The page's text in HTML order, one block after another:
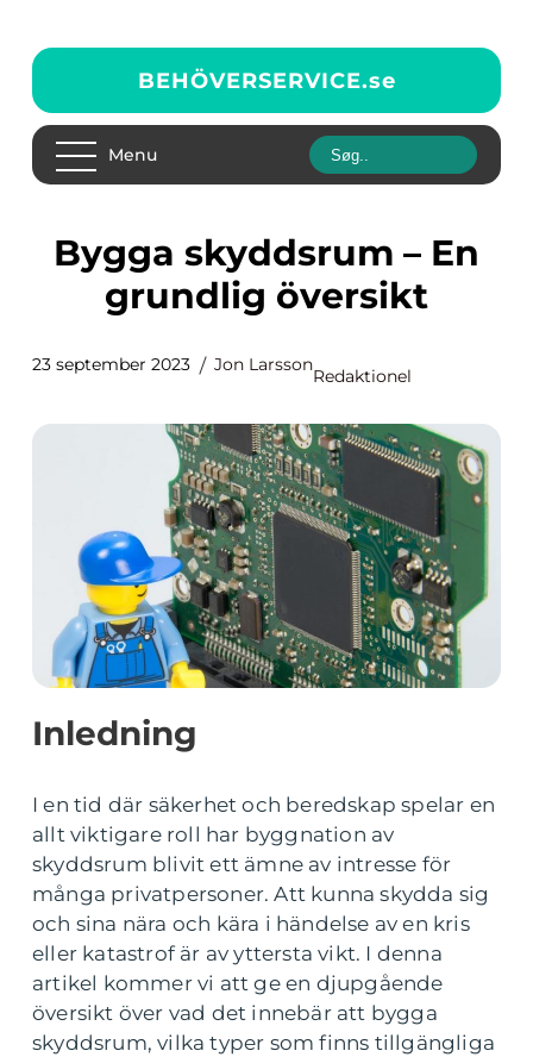
BEHÖVERSERVICE.se
Menu
Bygga skyddsrum – En
grundlig översikt
23 september 2023 Jon Larsson
Redaktionel
Inledning
I en tid där säkerhet och beredskap spelar en
allt viktigare roll har byggnation av
skyddsrum blivit ett ämne av intresse för
många privatpersoner. Att kunna skydda sig
och sina nära och kära i händelse av en kris
eller katastrof är av yttersta vikt. I denna
artikel kommer vi att ge en djupgående
översikt över vad det innebär att bygga
skyddsrum, vilka typer som finns tillgängliga